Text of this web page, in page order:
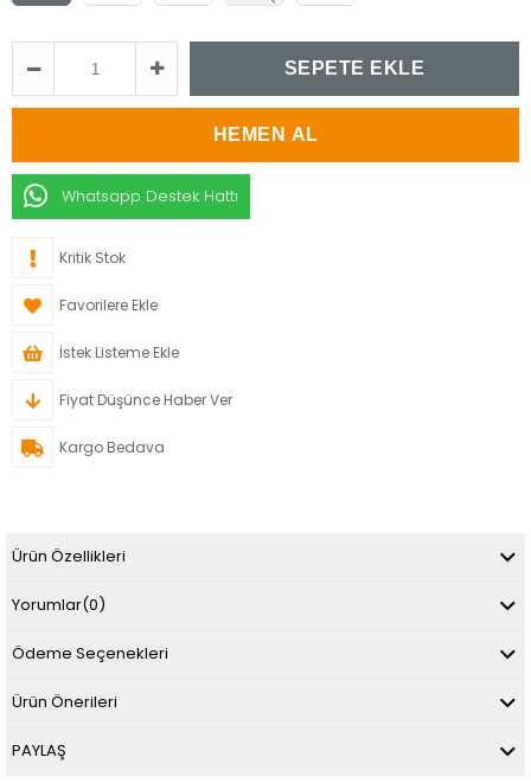
Whatsapp Destek Hattı
Kritik Stok
Favorilere Ekle
İstek Listeme Ekle
Fiyat Düşünce Haber Ver
Kargo Bedava
Ürün Özellikleri
Yorumlar(0)
Ödeme Seçenekleri
Ürün Önerileri
PAYLAŞ